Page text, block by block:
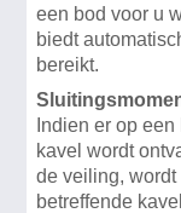
een bod voor u
biedt
bereikt.
Indien er op
kavel wordt
de veiling,
betreffende